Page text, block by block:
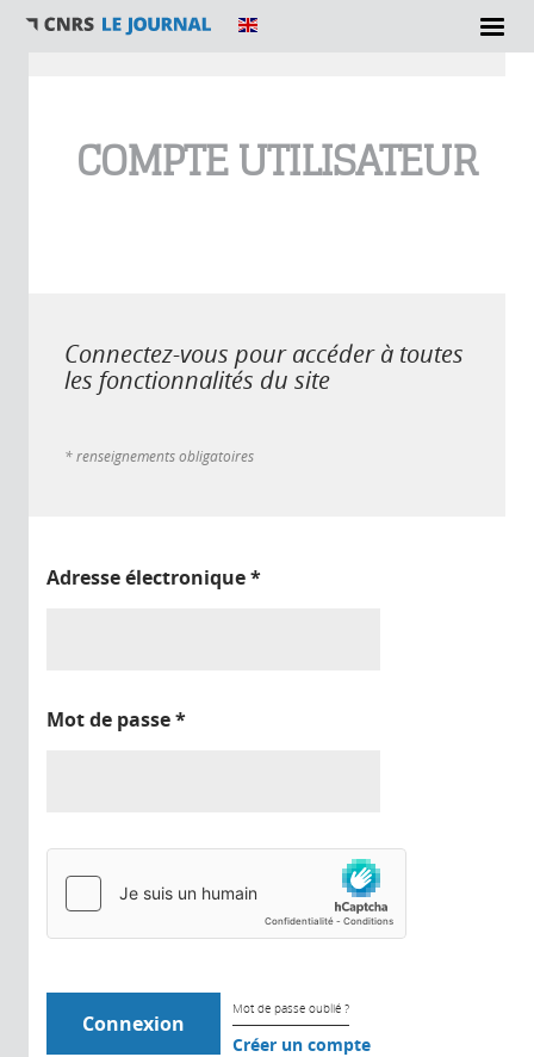
COMPTE UTILISATEUR
Connectez-vous pour accéder à toutes
les fonctionnalités du site
* renseignements obligatoires
Adresse électronique*
Mot de passe*
Mot de passe oublié ?
Créer un compte